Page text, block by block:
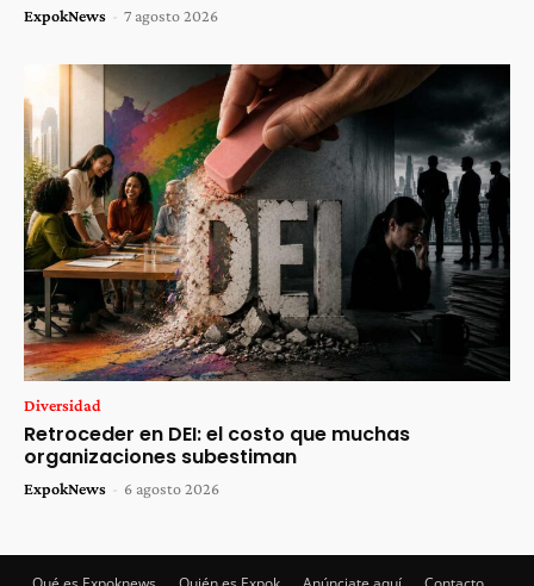
ExpokNews - 7 agosto 2026
Diversidad
Retroceder en DEI: el costo que muchas
organizaciones subestiman
ExpokNews - 6 agosto 2026